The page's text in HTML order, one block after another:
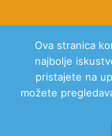
Ova stranica
najbolje
pristajete na
možete